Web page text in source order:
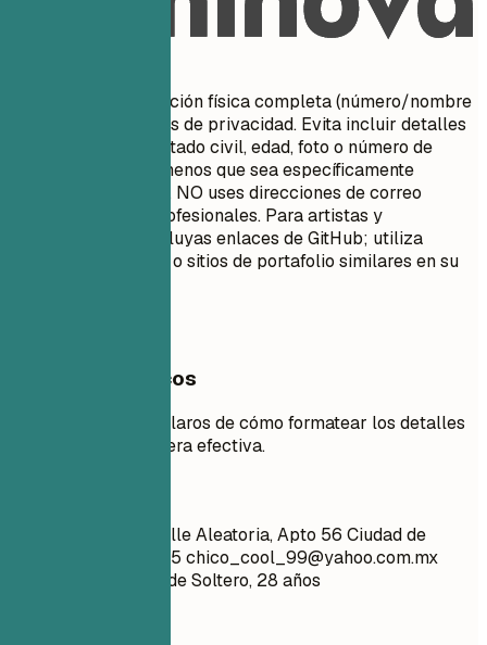
No incluyas tu dirección física completa (número/nombre
de calle) por motivos de privacidad. Evita incluir detalles
personales como estado civil, edad, foto o número de
seguridad social a menos que sea específicamente
requerido en tu país. NO uses direcciones de correo
electrónico poco profesionales. Para artistas y
diseñadores, NO incluyas enlaces de GitHub; utiliza
ArtStation, Behance o sitios de portafolio similares en su
Ejemplos prácticos
Observa ejemplos claros de cómo formatear los detalles
de contacto de manera efectiva.
Juan Pérez 1234 Calle Aleatoria, Apto 56 Ciudad de
México, CDMX 12345 chico_cool_99@yahoo.com.mx
github.com/aliciacode Soltero, 28 años